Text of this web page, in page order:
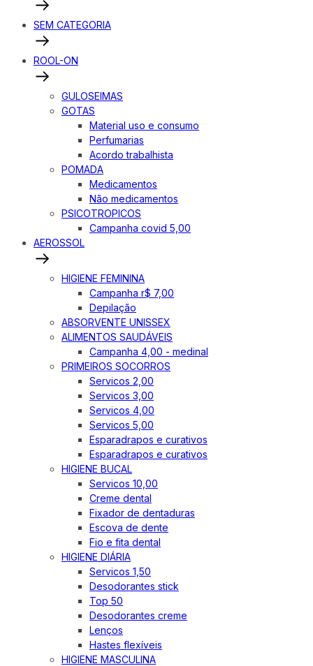
SEM CATEGORIA
ROOL-ON
GULOSEIMAS
GOTAS
Material uso e consumo
Perfumarias
Acordo trabalhista
POMADA
Medicamentos
Não medicamentos
PSICOTROPICOS
Campanha covid 5,00
AEROSSOL
HIGIENE FEMININA
Campanha r$ 7,00
Depilação
ABSORVENTE UNISSEX
ALIMENTOS SAUDÁVEIS
Campanha 4,00 - medinal
PRIMEIROS SOCORROS
Servicos 2,00
Servicos 3,00
Servicos 4,00
Servicos 5,00
Esparadrapos e curativos
Esparadrapos e curativos
HIGIENE BUCAL
Servicos 10,00
Creme dental
Fixador de dentaduras
Escova de dente
Fio e fita dental
HIGIENE DIÁRIA
Servicos 1,50
Desodorantes stick
Top 50
Desodorantes creme
Lenços
Hastes flexíveis
HIGIENE MASCULINA